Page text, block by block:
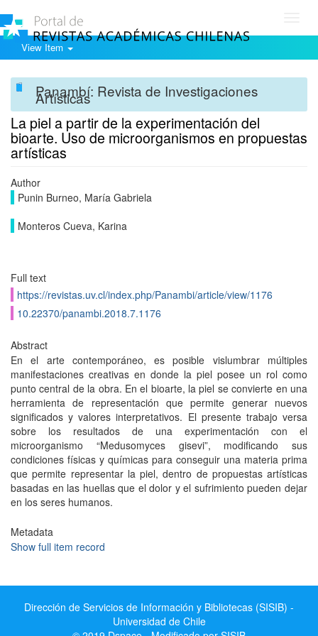
View Item
Panambí: Revista de Investigaciones
Artísticas
La piel a partir de la experimentación del
bioarte. Uso de microorganismos en propuestas
artísticas
Author
Punin Burneo, María Gabriela
Monteros Cueva, Karina
Full text
https://revistas.uv.cl/index.php/Panambi/article/view/1176
10.22370/panambi.2018.7.1176
Abstract
En el arte contemporáneo, es posible vislumbrar múltiples
manifestaciones creativas en donde la piel posee un rol como
punto central de la obra. En el bioarte, la piel se convierte en una
herramienta de representación que permite generar nuevos
significados y valores interpretativos. El presente trabajo versa
sobre los resultados de una experimentación con el
microorganismo “Medusomyces gisevi”, modificando sus
condiciones físicas y químicas para conseguir una materia prima
que permite representar la piel, dentro de propuestas artísticas
basadas en las huellas que el dolor y el sufrimiento pueden dejar
en los seres humanos.
Metadata
Show full item record
Dirección de Servicios de Información y Bibliotecas (SISIB) -
Universidad de Chile